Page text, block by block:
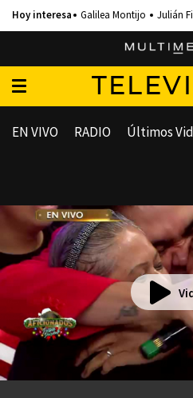
Galilea Montijo Julián
EN VIVO RADIO Últimos